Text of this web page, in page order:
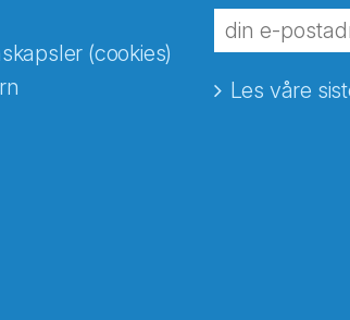
(cookies)
Les våre